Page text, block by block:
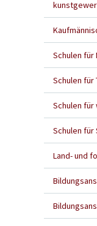
Schulen für
Schulen für
Schulen
Schulen
Land- und